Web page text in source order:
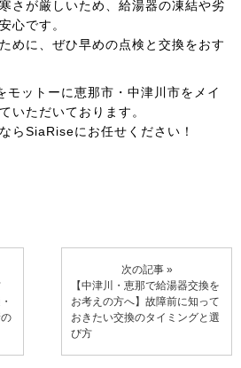
さが厳しいため、給湯器の凍結や劣
心です。
めに、ぜひ早めの点検と交換をおす
ットーに恵那市・中津川市をメイ
いただいております。
らSiaRiseにお任せください！
次の記事 »
【中津川・恵那で給湯器交換を
お考えの方へ】故障前に知って
おきたい交換のタイミングと選
び方